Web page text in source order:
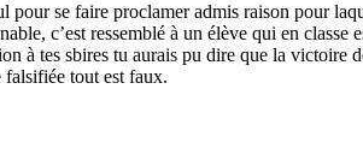
pour se faire proclamer admis raison pour
c’est ressemblé à un élève qui en
à tes sbires tu aurais pu dire que la
tout est faux.